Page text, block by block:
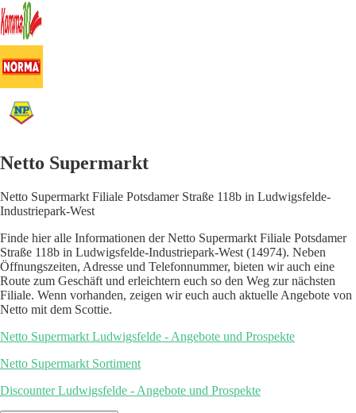
Netto Supermarkt
Netto Supermarkt Filiale Potsdamer Straße 118b in Ludwigsfelde-
Industriepark-West
Finde hier alle Informationen der Netto Supermarkt Filiale Potsdamer
Straße 118b in Ludwigsfelde-Industriepark-West (14974). Neben
Öffnungszeiten, Adresse und Telefonnummer, bieten wir auch eine
Route zum Geschäft und erleichtern euch so den Weg zur nächsten
Filiale. Wenn vorhanden, zeigen wir euch auch aktuelle Angebote von
Netto mit dem Scottie.
Netto Supermarkt Ludwigsfelde - Angebote und Prospekte
Netto Supermarkt Sortiment
Discounter Ludwigsfelde - Angebote und Prospekte